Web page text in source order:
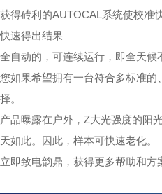
获得砖利的AUTOCAL系统使校准
快速得出结果
全自动的，可连续运行，即全天候
您如果希望拥有一台符合多标准
择。
产品曝露在户外，Z大光强度的阳
天如此。因此，样本可快速老化。
立即致电韵鼎，获得更多帮助和方